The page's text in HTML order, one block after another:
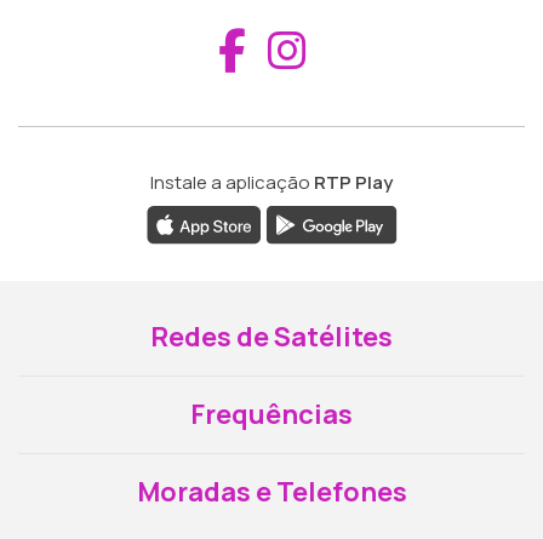
Aceder ao
Instale a aplicação RTP Play
Redes de Satélites
Frequências
Moradas e Telefones